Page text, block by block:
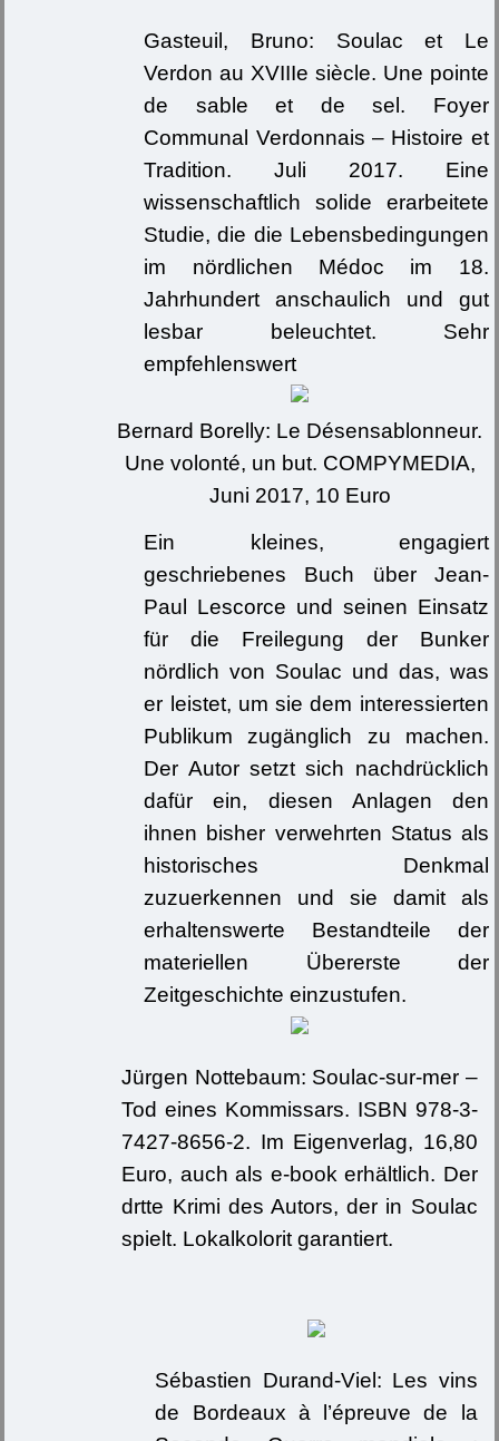
Gasteuil, Bruno: Soulac et Le
Verdon au XVIIIe siècle. Une pointe
de sable et de sel. Foyer
Communal Verdonnais – Histoire et
Tradition. Juli 2017. Eine
wissenschaftlich solide erarbeitete
Studie, die die Lebensbedingungen
im nördlichen Médoc im 18.
Jahrhundert anschaulich und gut
lesbar beleuchtet. Sehr
empfehlenswert
Bernard Borelly: Le Désensablonneur.
Une volonté, un but. COMPYMEDIA,
Juni 2017, 10 Euro
Ein kleines, engagiert
geschriebenes Buch über Jean-
Paul Lescorce und seinen Einsatz
für die Freilegung der Bunker
nördlich von Soulac und das, was
er leistet, um sie dem interessierten
Publikum zugänglich zu machen.
Der Autor setzt sich nachdrücklich
dafür ein, diesen Anlagen den
ihnen bisher verwehrten Status als
historisches Denkmal
zuzuerkennen und sie damit als
erhaltenswerte Bestandteile der
materiellen Übererste der
Zeitgeschichte einzustufen.
Jürgen Nottebaum: Soulac-sur-mer –
Tod eines Kommissars. ISBN 978-3-
7427-8656-2. Im Eigenverlag, 16,80
Euro, auch als e-book erhältlich. Der
drtte Krimi des Autors, der in Soulac
spielt. Lokalkolorit garantiert.
Sébastien Durand-Viel: Les vins
de Bordeaux à l’épreuve de la